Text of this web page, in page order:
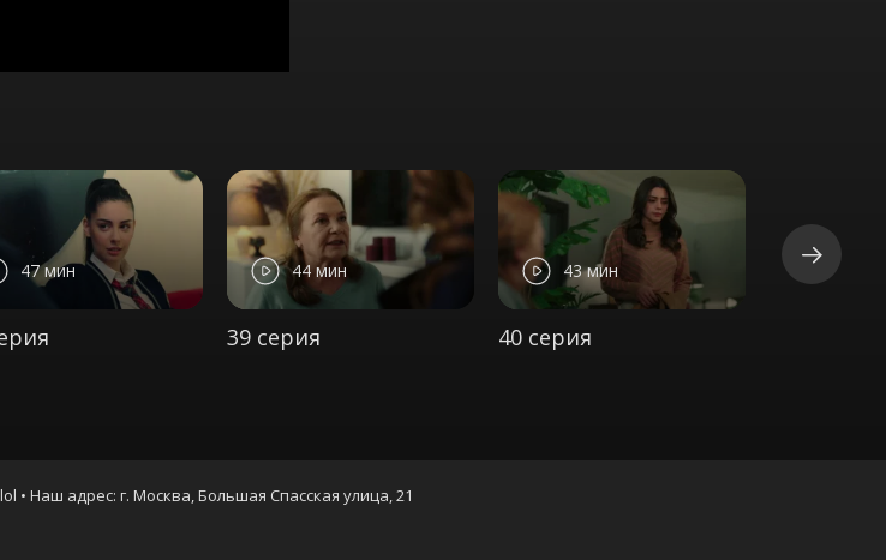
47 мин 44 мин
39 серия
43 мин
40 серия
45
• Наш адрес: г. Москва, Большая Спасская улица, 21